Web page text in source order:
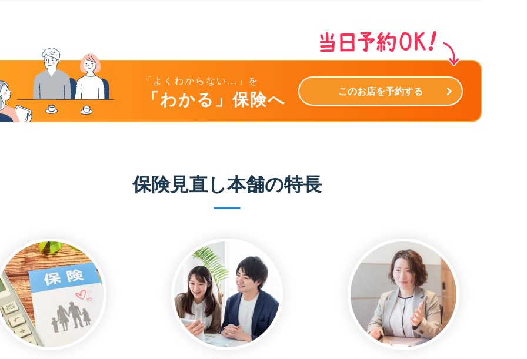
「よくわからない...」を
「わかる」保険へ このお店を予約する
保険見直し本舗の特長